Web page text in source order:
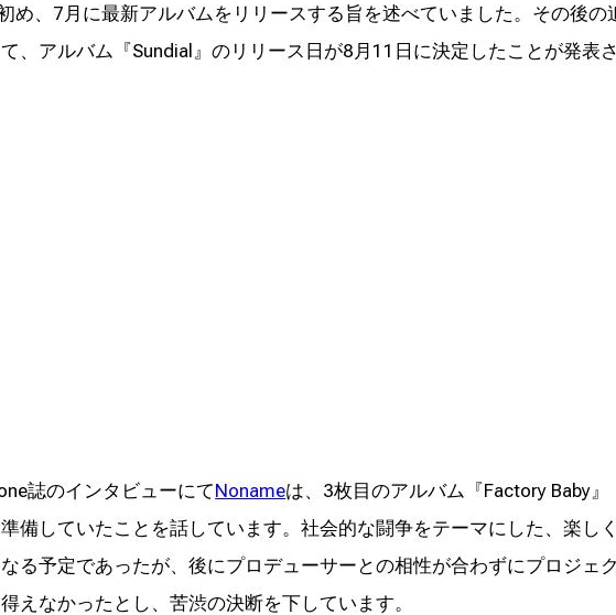
め、7月に最新アルバムをリリースする旨を述べていました。その後の
、アルバム『Sundial』のリリース日が8月11日に決定したことが発表さ
誌のインタビューにてNonameは、3枚目のアルバム『Factory Baby』
備していたことを話しています。社会的な闘争をテーマにした、楽しく
る予定であったが、後にプロデューサーとの相性が合わずにプロジェク
えなかったとし、苦渋の決断を下しています。